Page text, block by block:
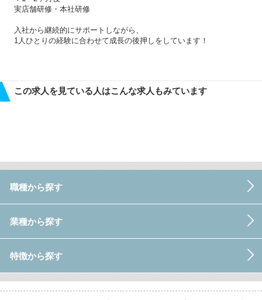
実店舗研修・本社研修
入社から継続的にサポートしながら、
1人ひとりの経験に合わせて成長の後押しをしています！
この求人を見ている人はこんな求人もみています
職種から探す
業種から探す
特徴から探す